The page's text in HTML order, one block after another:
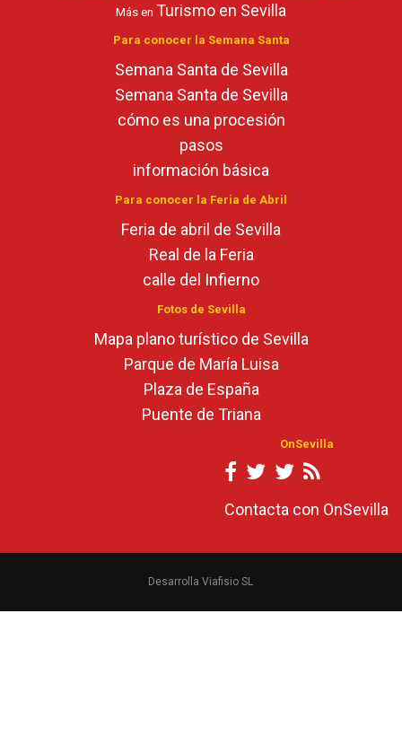
Más en Turismo en Sevilla
Para conocer la Semana Santa
Semana Santa de Sevilla
Semana Santa de Sevilla
cómo es una procesión
pasos
información básica
Para conocer la Feria de Abril
Feria de abril de Sevilla
Real de la Feria
calle del Infierno
Fotos de Sevilla
Mapa plano turístico de Sevilla
Parque de María Luisa
Plaza de España
Puente de Triana
OnSevilla
Contacta con OnSevilla
Desarrolla Viafisio SL